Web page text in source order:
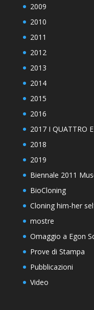
2013
2014
2015
2016
2017 I QUATTRO
2018
2019
Biennale 2011
BioCloning
Cloning him-her self
mostre
Omaggio a Egon
Prove di Stampa
Pubblicazioni
Video